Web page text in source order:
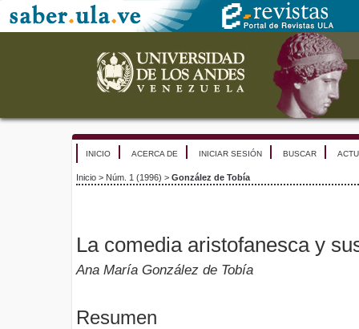
INICIO ACERCA DE INICIAR SESIÓN BUSCAR
Inicio > Núm. 1 (1996) > González de Tobía
La comedia aristofanesca y
Ana María González de Tobía
Resumen